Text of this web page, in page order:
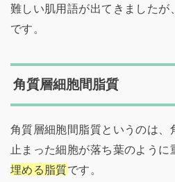
難しい肌用語が出てきましたが
です。
角質層細胞間脂質
角質層細胞間脂質というのは、
止まった細胞が落ち葉のように
埋める脂質です。